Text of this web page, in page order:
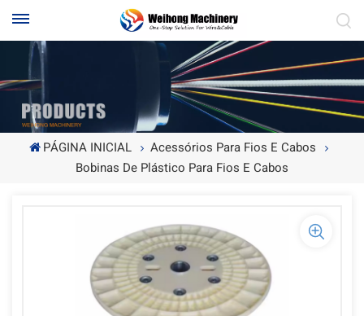
PÁGINA INICIAL
Acessórios Para Fios E Cabos
Bobinas De Plástico Para Fios E Cabos